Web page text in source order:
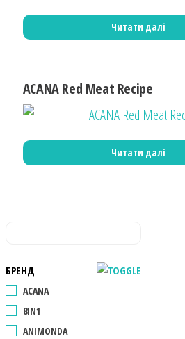
Читати далі
ACANA Red Meat Recipe
Читати далі
БРЕНД
ACANA
8IN1
ANIMONDA